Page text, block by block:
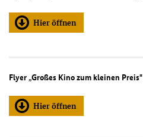
Hier öffnen
Flyer„Großes Kino zum kleinen Preis"
Hier öffnen